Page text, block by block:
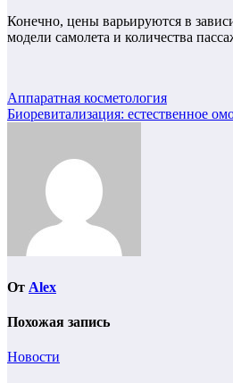
Конечно, цены варьируются в
модели самолета и количества
Навигация
по
Аппаратная косметология
Биоревитализация: естественное
От Alex
Похожая запись
Новости